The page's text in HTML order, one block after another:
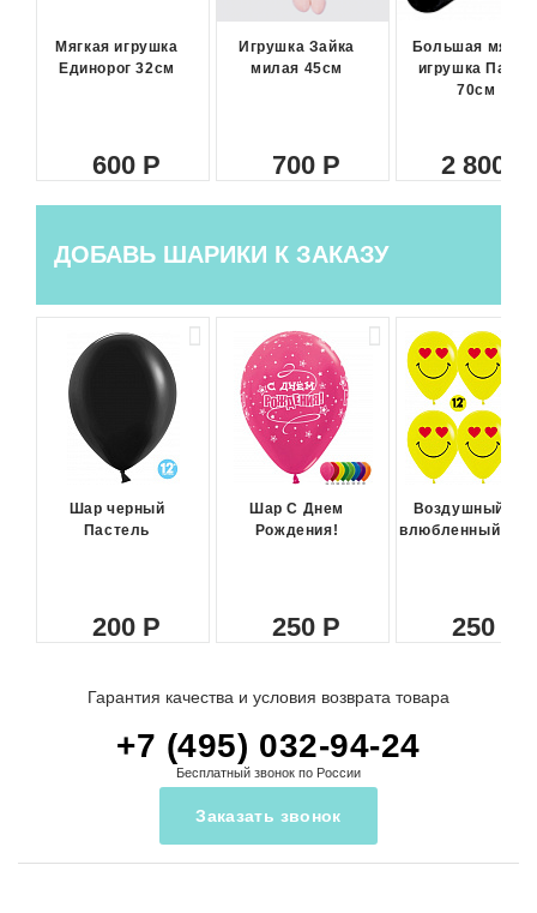
Мягкая игрушка
Единорог 32см
600
Игрушка Зайка
милая 45см
700
Большая
игрушка Панда
70см
2 800
ДОБАВЬ ШАРИКИ К ЗАКАЗУ
Шар черный
Пастель
200
Шар С Днем
Рождения!
250
Воздушный
влюбленный
250
Гарантия качества и условия возврата товара
+7 (495) 032-94-24
Бесплатный звонок по России
Заказать звонок